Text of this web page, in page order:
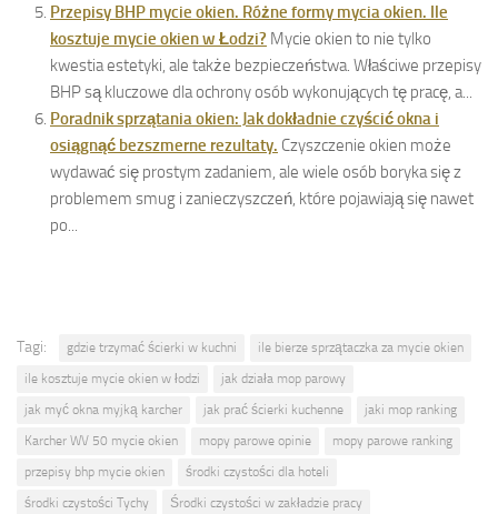
Przepisy BHP mycie okien. Różne formy mycia okien. Ile
kosztuje mycie okien w Łodzi? Mycie okien to nie tylko
kwestia estetyki, ale także bezpieczeństwa. Właściwe przepisy
BHP są kluczowe dla ochrony osób wykonujących tę pracę, a...
Poradnik sprzątania okien: Jak dokładnie czyścić okna i
osiągnąć bezszmerne rezultaty. Czyszczenie okien może
wydawać się prostym zadaniem, ale wiele osób boryka się z
problemem smug i zanieczyszczeń, które pojawiają się nawet
po...
Tagi: gdzie trzymać ścierki w kuchni
ile bierze sprzątaczka za mycie okien
ile kosztuje mycie okien w łodzi
jak działa mop parowy
jak myć okna myjką karcher
jak prać ścierki kuchenne
jaki mop ranking
Karcher WV 50 mycie okien
mopy parowe opinie
mopy parowe ranking
przepisy bhp mycie okien
środki czystości dla hoteli
środki czystości Tychy
Środki czystości w zakładzie pracy